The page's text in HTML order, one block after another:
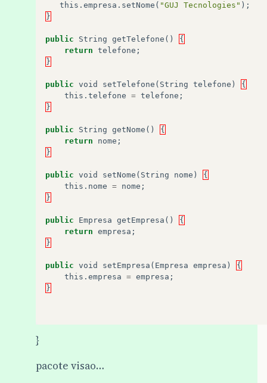
this . empresa . setNome ( "GUJ Tecnologies" );
}
public String getTelefone ()
{
return telefone ;
}
public void setTelefone ( String telefone )
{
this . telefone = telefone ;
}
public String getNome ()
{
return
nome ;
}
public void setNome ( String nome )
{
this . nome = nome ;
}
public Empresa getEmpresa ()
{
return empresa ;
}
public void setEmpresa ( Empresa empresa )
{
this . empresa = empresa ;
}
"Empresa: "
}
pacote visao…